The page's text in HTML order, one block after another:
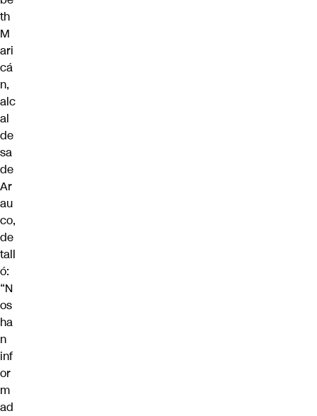
th
M
ari
cá
n,
alc
al
de
sa
de
Ar
au
co,
de
tall
ó:
“N
os
ha
n
inf
or
m
ad